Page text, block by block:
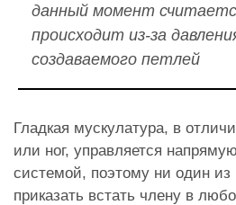
данный момент
происходит из-за
создаваемого петлей
Гладкая мускулатура, в
или ног, управляется
системой, поэтому ни один из
приказать встать члену в